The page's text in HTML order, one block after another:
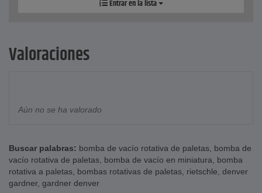
Entrar en la lista
Valoraciones
Aún no se ha valorado
Buscar palabras: bomba de vacío rotativa de paletas, bomba de
vacío rotativa de paletas, bomba de vacío en miniatura, bomba
rotativa a paletas, bombas rotativas de paletas, rietschle, denver
gardner, gardner denver